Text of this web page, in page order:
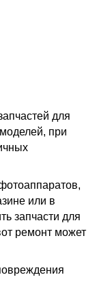
для
при
или в
запчасти для
ремонт может